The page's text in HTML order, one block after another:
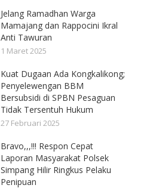
Jelang Ramadhan Warga
Mamajang dan Rappocini Ikral
Anti Tawuran
1 Maret 2025
Kuat Dugaan Ada Kongkalikong;
Penyelewengan BBM
Bersubsidi di SPBN Pesaguan
Tidak Tersentuh Hukum
27 Februari 2025
Bravo,,,!!! Respon Cepat
Laporan Masyarakat Polsek
Simpang Hilir Ringkus Pelaku
Penipuan